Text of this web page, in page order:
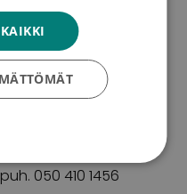
tutkimushankkeisiin.
tutkimuksella, toteaa
Syöpäsäätiö,
050 410 1456